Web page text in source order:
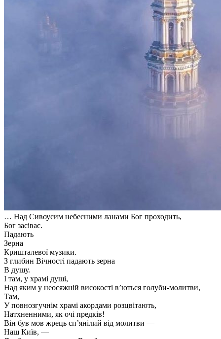
… Над Сивоусим небесними ланами Бог проходить,
Бог засіває.
Падають
Зерна
Кришталевої музики.
З глибин Вічності падають зерна
В душу.
І там, у храмі душі,
Над яким у неосяжній високості в’ються голуби-молитви,
Там,
У повнозгучнім храмі акордами розцвітають,
Натхненними, як очі предків!
Він був мов жрець сп’янілий від молитви —
Наш Київ, —